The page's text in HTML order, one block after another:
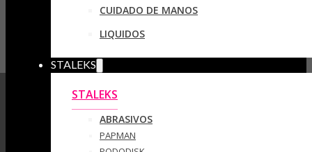
CUIDADO DE MANOS
LIQUIDOS
STALEKS
STALEKS
ABRASIVOS
PAPMAN